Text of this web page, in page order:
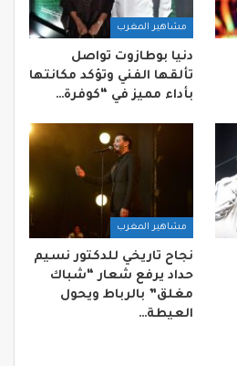
مشاهير المغرب
دنيا بوطازوت تواصل
تألقها الفني وتؤكد مكانتها
بأداء مميز في “كوفرة…
مشاهير المغرب
نجاح تاريخي للدكتور نسيم
حداد يرفع شعار “شباك
مغلق” بالرباط ويحول
العيطة…